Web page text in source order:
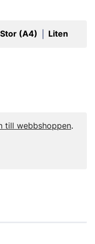
Stor (A4) Liten
till webbshoppen.